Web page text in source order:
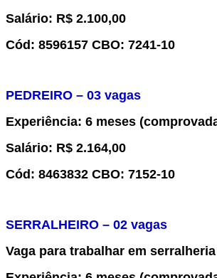
Salário: R$ 2.100,00
Cód: 8596157 CBO: 7241-10
PEDREIRO – 03 vagas
Experiência: 6 meses
Salário: R$ 2.164,00
Cód: 8463832 CBO: 7152-10
SERRALHEIRO – 02 vagas
Vaga para trabalhar em